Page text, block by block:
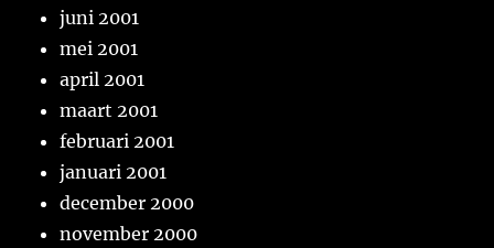
juni 2001
mei 2001
april 2001
maart 2001
februari 2001
januari 2001
december 2000
november 2000